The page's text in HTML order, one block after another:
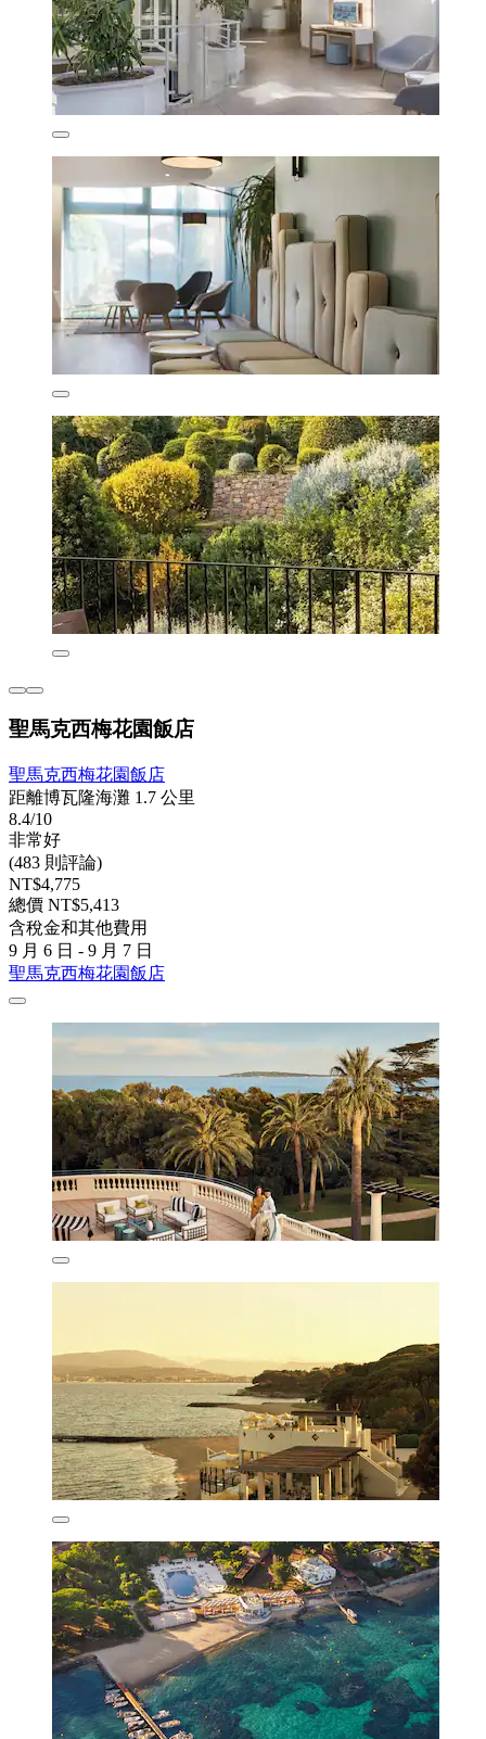
聖馬克西梅花園飯店
聖馬克西梅花園飯店
距離博瓦隆海灘 1.7 公里
8.4/10
非常好
(483 則評論)
NT$4,775
總價 NT$5,413
含稅金和其他費用
9 月 6 日 - 9 月 7 日
聖馬克西梅花園飯店